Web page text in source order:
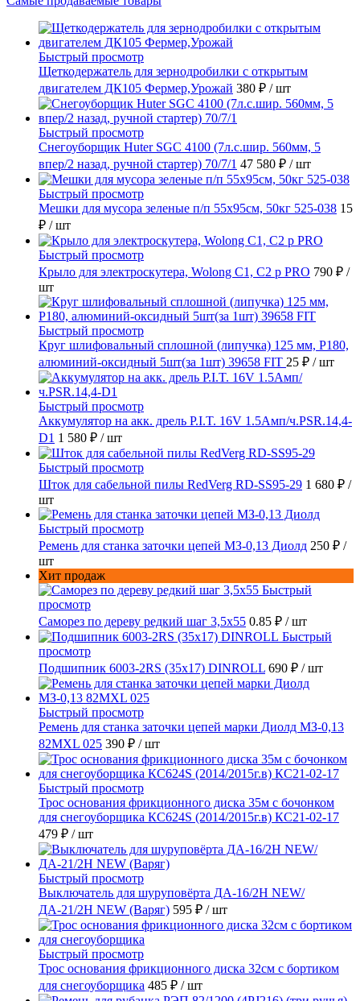
Быстрый просмотр
Щеткодержатель для зернодробилки с открытым
двигателем ДК105 Фермер,Урожай 380 ₽ / шт
Быстрый просмотр
Снегоуборщик Huter SGC 4100 (7л.с.шир. 560мм, 5
впер/2 назад, ручной стартер) 70/7/1 47 580 ₽ / шт
Быстрый просмотр
Мешки для мусора зеленые п/п 55х95см, 50кг 525-038 15
₽ / шт
Быстрый просмотр
Крыло для электроскутера, Wolong С1, С2 p PRO 790 ₽ /
шт
Быстрый просмотр
Круг шлифовальный сплошной (липучка) 125 мм, Р180,
алюминий-оксидный 5шт(за 1шт) 39658 FIT 25 ₽ / шт
Быстрый просмотр
Аккумулятор на акк. дрель P.I.T. 16V 1.5Амп/ч.PSR.14,4-
D1 1 580 ₽ / шт
Быстрый просмотр
Шток для сабельной пилы RedVerg RD-SS95-29 1 680 ₽ /
шт
Быстрый просмотр
Ремень для станка заточки цепей МЗ-0,13 Диолд 250 ₽ /
шт
Хит продаж
Быстрый
просмотр
Саморез по дереву редкий шаг 3,5х55 0.85 ₽ / шт
Быстрый
просмотр
Подшипник 6003-2RS (35х17) DINROLL 690 ₽ / шт
Быстрый просмотр
Ремень для станка заточки цепей марки Диолд МЗ-0,13
82MXL 025 390 ₽ / шт
Быстрый просмотр
Трос основания фрикционного диска 35м с бочонком
для снегоуборщика КС624S (2014/2015г.в) КС21-02-17
479 ₽ / шт
Быстрый просмотр
Выключатель для шуруповёрта ДА-16/2Н NEW/
ДА-21/2Н NEW (Варяг) 595 ₽ / шт
Быстрый просмотр
Трос основания фрикционного диска 32см с бортиком
для снегоуборщика 485 ₽ / шт